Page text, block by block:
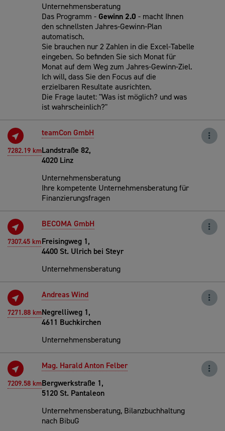
Unternehmensberatung
Das Programm -Gewinn 2.0 - macht Ihnen
den schnellsten Jahres-Gewinn-Plan
automatisch.
Sie brauchen nur 2 Zahlen in die Excel-Tabelle
eingeben. So befinden Sie sich Monat für
Monat auf dem Weg zum Jahres-Gewinn-Ziel.
Ich will, dass Sie den Focus auf die
erzielbaren Resultate ausrichten.
Die Frage lautet: "Was ist möglich? und was
ist wahrscheinlich?"
7282.19 km
teamCon GmbH
Landstraße 82,
4020 Linz
Unternehmensberatung
Ihre kompetente Unternehmensberatung für
Finanzierungsfragen
7307.45 km
BECOMA GmbH
Freisingweg 1,
4400 St. Ulrich bei Steyr
Unternehmensberatung
7271.88 km
Andreas Wind
Negrelliweg 1,
4611 Buchkirchen
Unternehmensberatung
7209.58 km
Mag. Harald Anton Felber
Bergwerkstraße 1,
5120 St. Pantaleon
Unternehmensberatung, Bilanzbuchhaltung
nach BibuG